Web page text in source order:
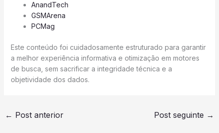
AnandTech
GSMArena
PCMag
Este conteúdo foi cuidadosamente estruturado para garantir
a melhor experiência informativa e otimização em motores
de busca, sem sacrificar a integridade técnica e a
objetividade dos dados.
← Post anterior Post seguinte →